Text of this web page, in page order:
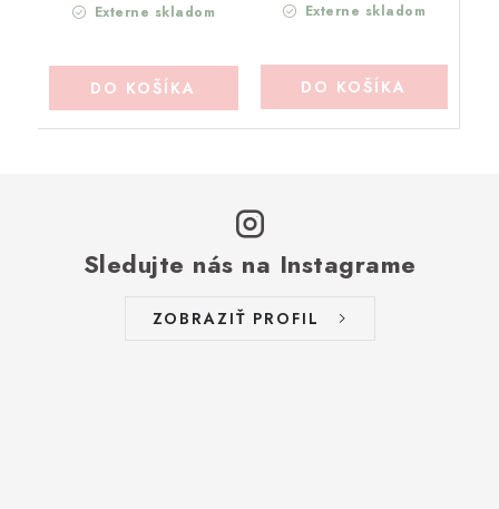
Externe skladom
DO KOŠÍKA
Externe skladom
DO KOŠÍKA
Sledujte nás na Instagrame
ZOBRAZIŤ PROFIL